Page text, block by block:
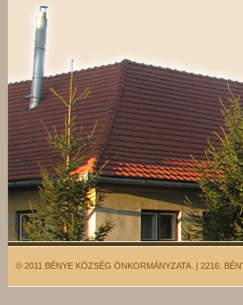
© 2011 BÉNYE KÖZSÉG ÖNKORMÁNYZATA. | 2216.